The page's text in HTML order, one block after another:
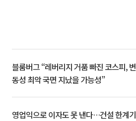
블룸버그 “레버리지 거품 빠진 코스피, 변
동성 최악 국면 지났을 가능성”
영업익으로 이자도 못 낸다…건설 한계기